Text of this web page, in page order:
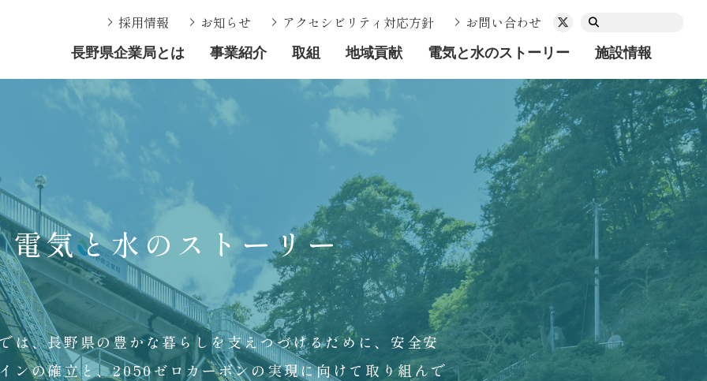
長野県企業局とは 事業紹介 取組 地域貢献 電気と水のストーリー 施設情報
採用情報 お知らせ アクセシビリティ対応方針 お問い合わせ
電気と水のストーリー
は、長野県の豊かな暮らしを支えつづけるために、安全安
ンの確立と、2050ゼロカーボンの実現に向けて取り組んで